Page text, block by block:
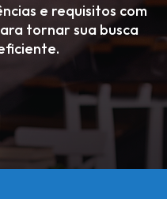
e requisitos com
tornar sua busca